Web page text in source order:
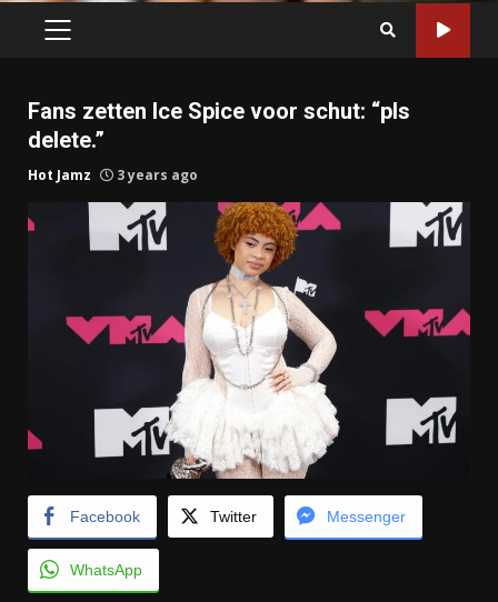
PRIMARY
Fans zetten Ice Spice voor schut: “pls
delete.”
Hot Jamz 3 years ago
Facebook Twitter Messenger
WhatsApp